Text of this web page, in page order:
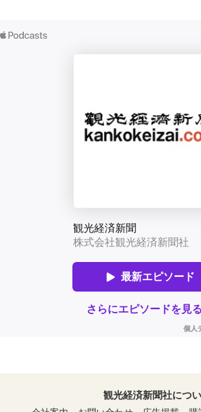
観光経済新聞社につ